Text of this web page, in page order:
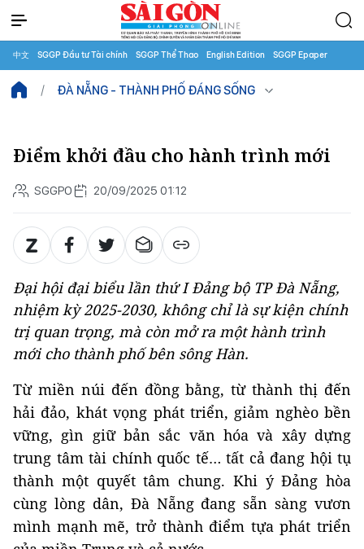
中文 SGGP Đầu tư Tài chính SGGP Thể Thao English Edition SGGP Epaper
ĐÀ NẴNG - THÀNH PHỐ ĐÁNG SỐNG
Điểm khởi đầu cho hành trình mới
SGGPO 20/09/2025 01:12
Đại hội đại biểu lần thứ I Đảng bộ TP Đà Nẵng,
nhiệm kỳ 2025-2030, không chỉ là sự kiện chính
trị quan trọng, mà còn mở ra một hành trình
mới cho thành phố bên sông Hàn.
Từ miền núi đến đồng bằng, từ thành thị đến
hải đảo, khát vọng phát triển, giảm nghèo bền
vững, gìn giữ bản sắc văn hóa và xây dựng
trung tâm tài chính quốc tế… tất cả đang hội tụ
thành một quyết tâm chung. Khi ý Đảng hòa
cùng lòng dân, Đà Nẵng đang sẵn sàng vươn
mình mạnh mẽ, trở thành điểm tựa phát triển